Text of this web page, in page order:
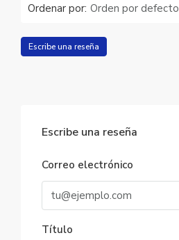
Ordenar por: Orden por defecto
Escribe una reseña
Escribe una reseña
Correo electrónico
Título